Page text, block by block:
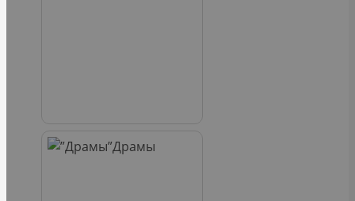
Драмы